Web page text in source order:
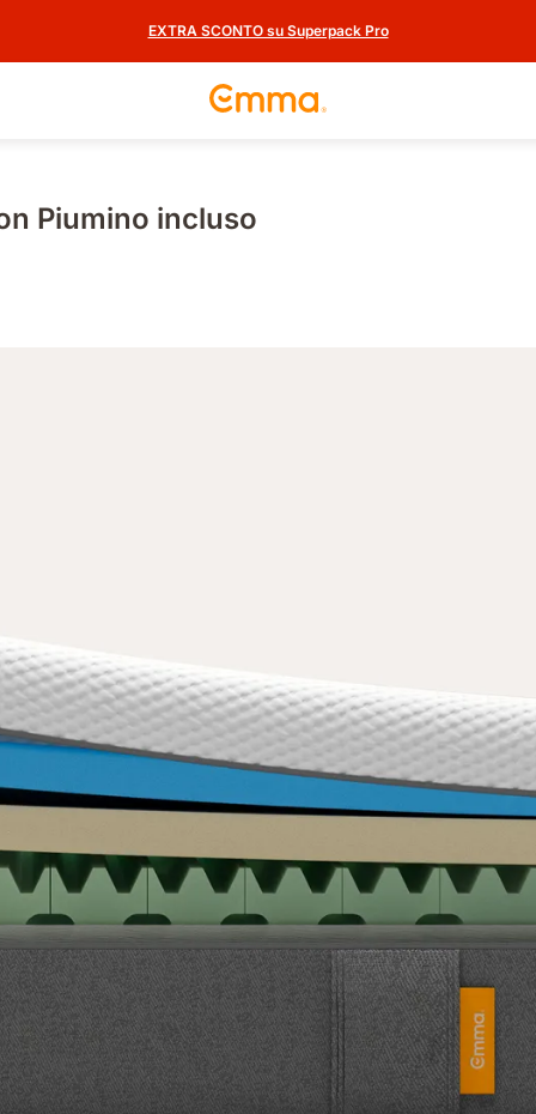
EXTRA SCONTO su Superpack Pro
Piumino incluso